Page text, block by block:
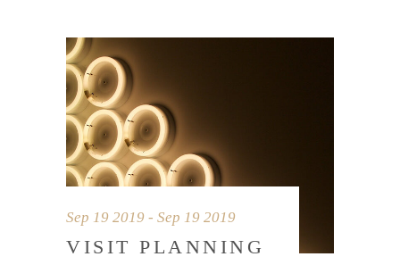
Sep 19 2019 - Sep 19 2019
VISIT PLANNING